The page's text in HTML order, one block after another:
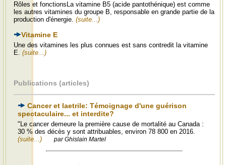
Rôles et fonctionsLa vitamine B5 (acide pantothénique) est comme
les autres vitamines du groupe B, responsable en grande partie de la
production d'énergie. (suite...)
Vitamine E
Une des vitamines les plus connues est sans contredit la vitamine
E. (suite...)
Publications (articles)
Cancer et laetrile: Témoignage d'une guérison
spectaculaire... et interdite?
"Le cancer demeure la première cause de mortalité au Canada :
30 % des décès y sont attribuables, environ 78 800 en 2016.
(suite...)
par Ghislain Martel